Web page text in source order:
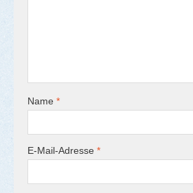
Name *
E-Mail-Adresse *